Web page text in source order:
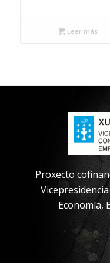
Leer más
Proxecto
Economía,